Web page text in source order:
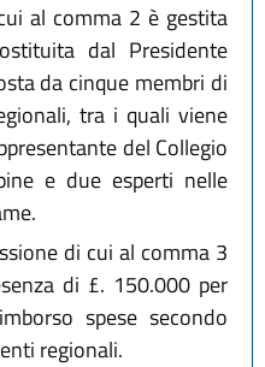
al comma 2 è gestita
dal Presidente
da cinque membri di
tra i quali viene
del Collegio
e due esperti nelle
di cui al comma 3
di £. 150.000 per
spese secondo
regionali.